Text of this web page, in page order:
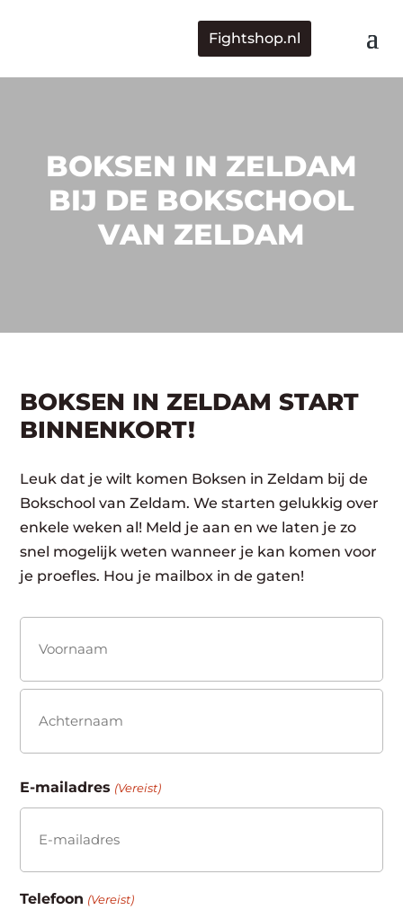
Fightshop.nl
BOKSEN IN ZELDAM
BIJ DE BOKSCHOOL
VAN ZELDAM
BOKSEN IN ZELDAM START
BINNENKORT!
Leuk dat je wilt komen Boksen in Zeldam bij de
Bokschool van Zeldam. We starten gelukkig over
enkele weken al! Meld je aan en we laten je zo
snel mogelijk weten wanneer je kan komen voor
je proefles. Hou je mailbox in de gaten!
(Vereist)
Voornaam
E-mailadres (Vereist)
Telefoon (Vereist)